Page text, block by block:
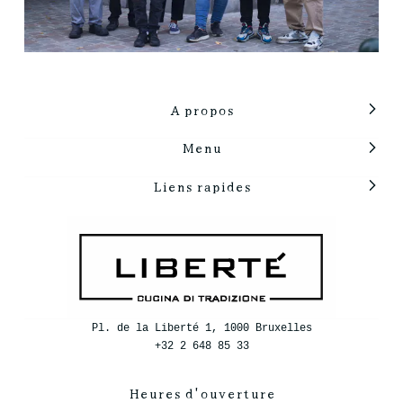
A propos
Menu
Liens rapides
Pl. de la Liberté 1, 1000 Bruxelles
+32 2 648 85 33
Heures d'ouverture